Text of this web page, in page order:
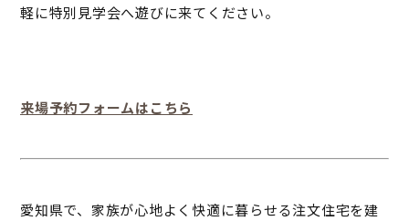
軽に特別見学会へ遊びに来てください。
来場予約フォームはこちら
愛知県で、家族が心地よく快適に暮らせる注文住宅を建